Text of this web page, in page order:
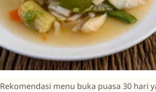
Rekomendasi menu buka puasa 30 hari